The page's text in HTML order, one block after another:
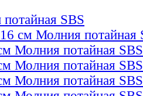
SBS
см Молния потайная
Молния потайная SBS
Молния потайная SBS
Молния потайная SBS